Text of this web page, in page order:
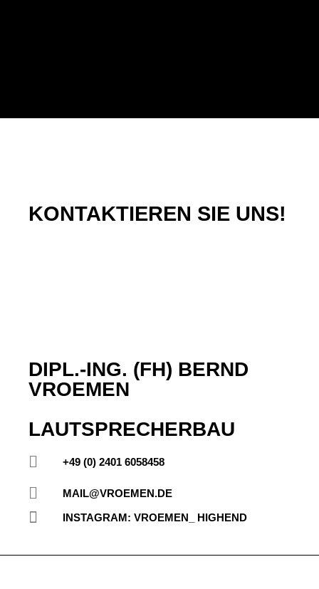
KONTAKTIEREN SIE UNS!
DIPL.-ING. (FH) BERND
VROEMEN
LAUTSPRECHERBAU
+49 (0) 2401 6058458
MAIL@VROEMEN.DE
INSTAGRAM: VROEMEN_ HIGHEND